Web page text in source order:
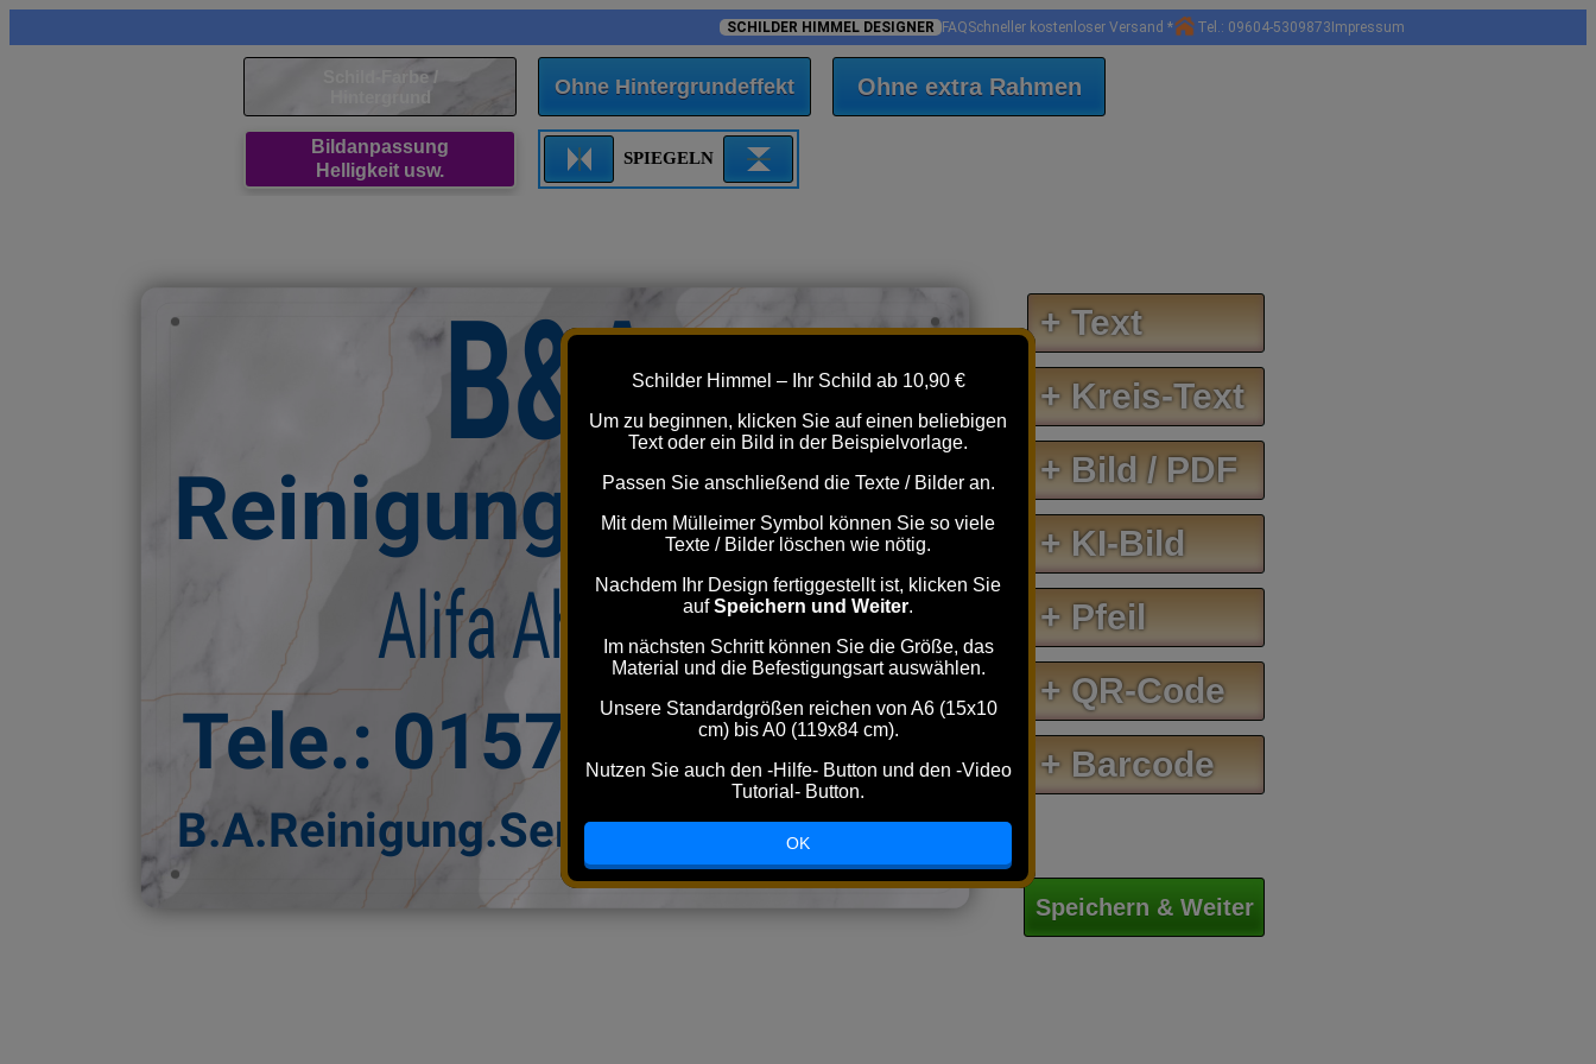
SCHILDER HIMMEL DESIGNER FAQSchneller kostenloser Versand * Tel.: 09604-5309873 Impressum
Schild-Farbe /
Ohne Hintergrundeffekt Ohne extra Rahmen
Bildanpassung
Helligkeit usw.
SPIEGELN
B&A
Reinigungs Service
Alifa Ahmado
Tele.: 015737901962
B.A.Reinigung.Service@gmail.com
+ Text
+ Kreis-Text
+ Bild / PDF
+ KI-Bild
+ Pfeil
+ QR-Code
+ Barcode
Speichern & Weiter
Schilder Himmel – Ihr Schild ab 10,90 €
Um zu beginnen, klicken Sie auf einen beliebigen
Text oder ein Bild in der Beispielvorlage.
Passen Sie anschließend die Texte / Bilder an.
Mit dem Mülleimer Symbol können Sie so viele
Texte / Bilder löschen wie nötig.
Nachdem Ihr Design fertiggestellt ist, klicken Sie
aufSpeichern und Weiter.
Im nächsten Schritt können Sie die Größe, das
Material und die Befestigungsart auswählen.
Unsere Standardgrößen reichen von A6 (15x10
cm) bis A0 (119x84 cm).
Nutzen Sie auch den -Hilfe- Button und den -Video
Tutorial- Button.
OK